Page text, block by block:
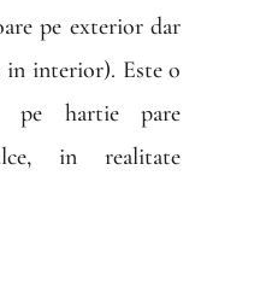
pe exterior dar
in interior). Este o
pe hartie pare
in realitate